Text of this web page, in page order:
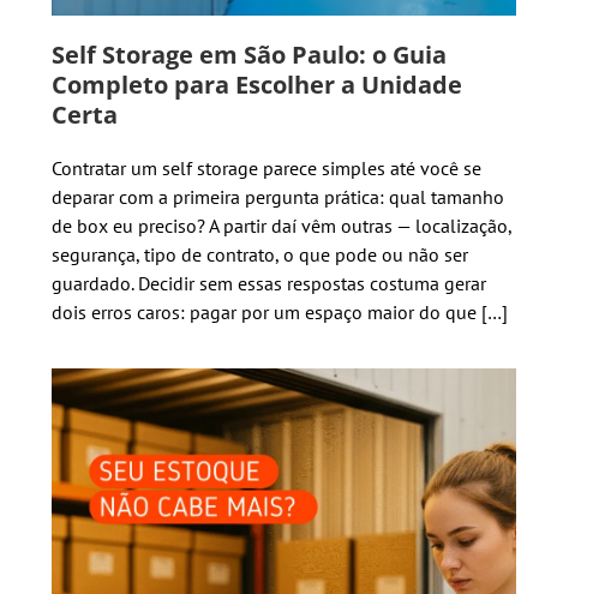
Self Storage em São Paulo: o Guia
Completo para Escolher a Unidade
Certa
Contratar um self storage parece simples até você se
deparar com a primeira pergunta prática: qual tamanho
de box eu preciso? A partir daí vêm outras — localização,
segurança, tipo de contrato, o que pode ou não ser
guardado. Decidir sem essas respostas costuma gerar
dois erros caros: pagar por um espaço maior do que […]